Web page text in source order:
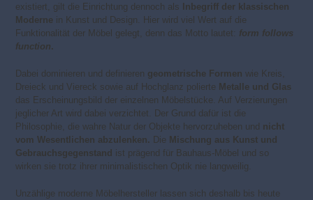
existiert, gilt die Einrichtung dennoch als
Inbegriff der klassischen
Moderne in Kunst und Design. Hier wird viel Wert auf die
Funktionalität der Möbel gelegt, denn das Motto lautet: form follows
function.
Dabei dominieren und definieren geometrische Formen wie Kreis,
Dreieck und Viereck sowie auf Hochglanz polierte Metalle und Glas
das Erscheinungsbild der einzelnen Möbelstücke. Auf Verzierungen
jeglicher Art wird dabei verzichtet. Der Grund dafür ist die
Philosophie, die wahre Natur der Objekte hervorzuheben und nicht
vom Wesentlichen abzulenken. Die Mischung aus Kunst und
Gebrauchsgegenstand ist prägend für Bauhaus-Möbel und so
wirken sie trotz ihrer minimalistischen Optik nie langweilig.
Unzählige moderne Möbelhersteller lassen sich deshalb bis heute